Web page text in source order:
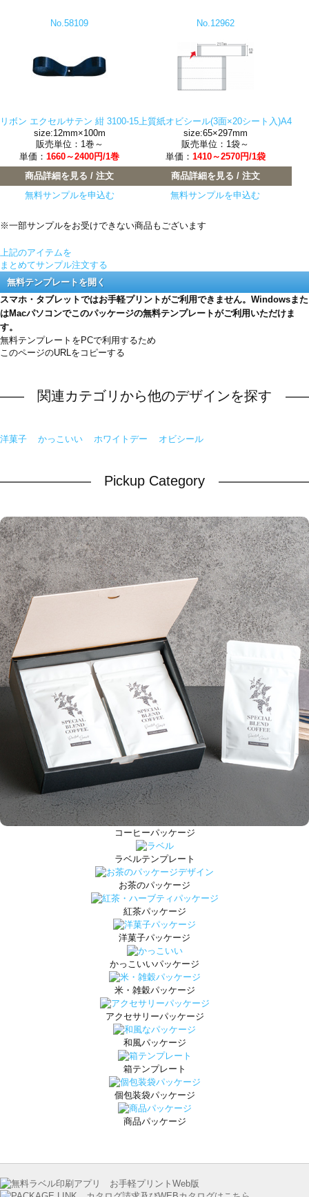
No.58109
リボン エクセルサテン 紺 3100-15
size:12mm×100m
販売単位：1巻～
単価： 1660～2400円/1巻
商品詳細を見る / 注文
無料サンプルを申込む
No.12962
上質紙オビシール(3面×20シート入)A4
size:65×297mm
販売単位：1袋～
単価： 1410～2570円/1袋
商品詳細を見る / 注文
無料サンプルを申込む
※一部サンプルをお受けできない商品もございます
上記のアイテムを
まとめてサンプル注文する
無料テンプレートを開く
スマホ・タブレットではお手軽プリントがご利用できません。Windowsまた
はMacパソコンでこのパッケージの無料テンプレートがご利用いただけま
す。
無料テンプレートをPCで利用するため
このページのURLをコピーする
関連カテゴリから他のデザインを探す
洋菓子 かっこいい ホワイトデー オビシール
Pickup Category
コーヒーパッケージ
ラベルテンプレート
お茶のパッケージ
紅茶パッケージ
洋菓子パッケージ
かっこいいパッケージ
米・雑穀パッケージ
アクセサリーパッケージ
和風パッケージ
箱テンプレート
個包装袋パッケージ
商品パッケージ